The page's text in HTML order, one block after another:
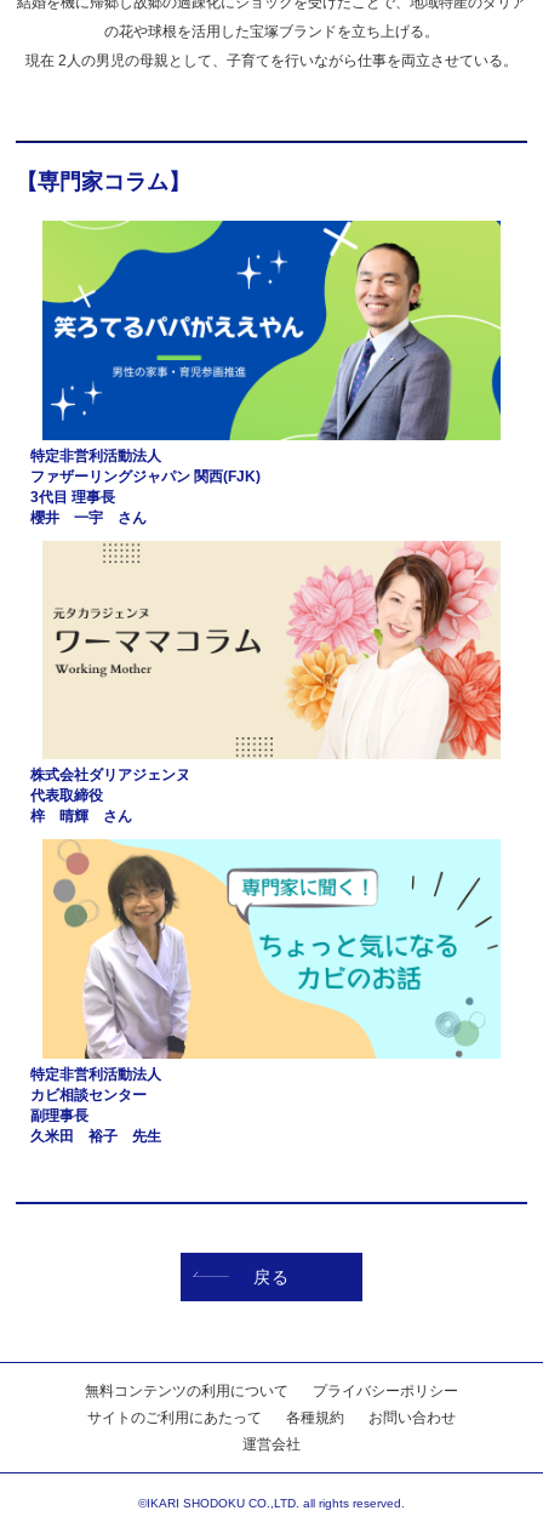
の花や球根を活用した宝塚ブランドを立ち上げる。
現在 2人の男児の母親として、子育てを行いながら仕事を両立させている。
【専門家コラム】
特定非営利活動法人
ファザーリングジャパン 関西(FJK)
3代目 理事長
櫻井 一宇 さん
株式会社ダリアジェンヌ
代表取締役
梓 晴輝 さん
特定非営利活動法人
カビ相談センター
副理事長
久米田 裕子 先生
戻る
無料コンテンツの利用について
プライバシーポリシー
サイトのご利用にあたって
各種規約
お問い合わせ
運営会社
©IKARI SHODOKU CO.,LTD. all rights reserved.